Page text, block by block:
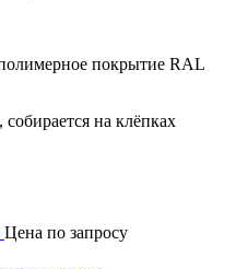
покрытие RAL
на клёпках
Цена по запросу